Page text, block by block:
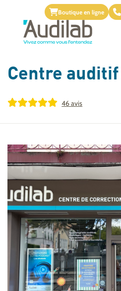
Boutique en ligne
Centre auditif
46 avis